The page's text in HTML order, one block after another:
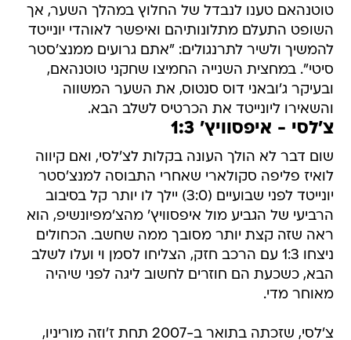
טוטנהאם טענו לנבדל של החלוץ במהלך השער, אך
השופט התעלם מתלונותיהם ואיפשר לאוהדי יונייטד
להמשיך ולשיר לתרנגולים: "אתם גרועים ממנצ'סטר
סיטי". במחצית השנייה החמיצו שחקני טוטנהאם,
ובעיקר ג'ובאני דוס סנטוס, את השער המשווה
והשאירו ליונייטד את הכרטיס לשלב הבא.
צ'לסי - איפסוויץ' 1:3
שום דבר לא הולך העונה בקלות לצ'לסי, ואם קיווה
לואיז פליפה סקולארי שאחרי התבוסה למנצ'סטר
יונייטד לפני שבועיים (3:0) יילך לו יותר קל בסיבוב
הרביעי של הגביע מול איפסוויץ' מהצ'מפיונשיפ, הוא
ראה שזה קצת יותר מסובך ממה שחשב. הכחולים
ניצחו 1:3 עם הרכב חזק, הצליחו לסמן וי ועלו לשלב
הבא, כשכעת הם חוזרים לחשוב ליגה לפני שיהיה
מאוחר מדי.
צ'לסי, שזכתה בתואר ב-2007 תחת ז'וזה מוריניו,